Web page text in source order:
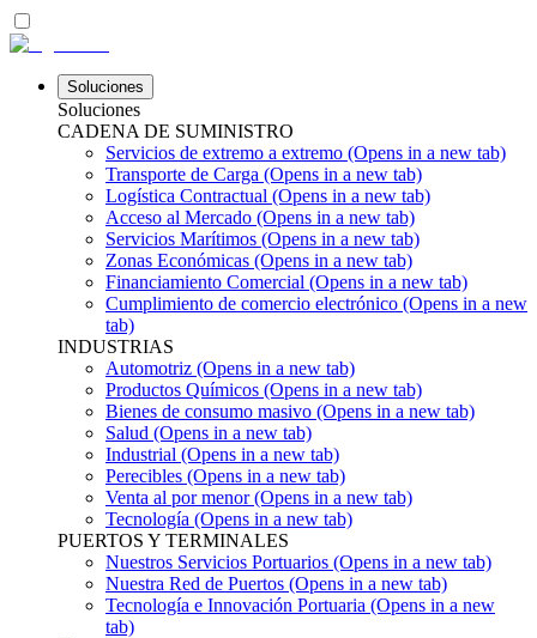
Soluciones
Soluciones
CADENA DE SUMINISTRO
Servicios de extremo a extremo (Opens in a new tab)
Transporte de Carga (Opens in a new tab)
Logística Contractual (Opens in a new tab)
Acceso al Mercado (Opens in a new tab)
Servicios Marítimos (Opens in a new tab)
Zonas Económicas (Opens in a new tab)
Financiamiento Comercial (Opens in a new tab)
Cumplimiento de comercio electrónico (Opens in a new
tab)
INDUSTRIAS
Automotriz (Opens in a new tab)
Productos Químicos (Opens in a new tab)
Bienes de consumo masivo (Opens in a new tab)
Salud (Opens in a new tab)
Industrial (Opens in a new tab)
Perecibles (Opens in a new tab)
Venta al por menor(Opens in a new tab)
Tecnología (Opens in a new tab)
PUERTOS Y TERMINALES
Nuestros Servicios Portuarios (Opens in a new tab)
Nuestra Red de Puertos (Opens in a new tab)
Tecnología e Innovación Portuaria (Opens in a new
tab)